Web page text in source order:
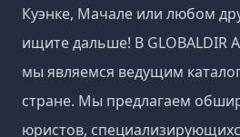
Куэнке, Мачале или любом
ищите дальше! В GLOBALDIR
мы являемся ведущим
стране. Мы предлагаем
юристов,